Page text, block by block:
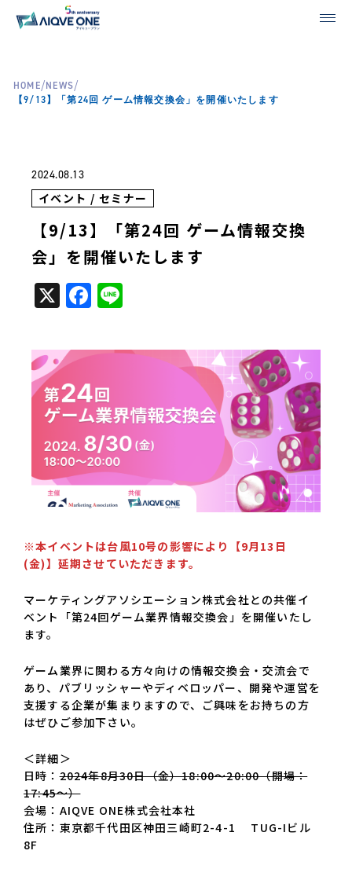
HOME/NEWS/
【9/13】「第24回 ゲーム情報交換会」を開催いたします
2024.08.13
イベント / セミナー
【9/13】「第24回 ゲーム情報交換
会」を開催いたします
X Facebook
※本イベントは台風10号の影響により【9月13日
(金)】延期させていただきます。
マーケティングアソシエーション株式会社との共催イ
ベント「第24回ゲーム業界情報交換会」を開催いたし
ます。
ゲーム業界に関わる方々向けの情報交換会・交流会で
あり、パブリッシャーやディベロッパー、開発や運営を
支援する企業が集まりますので、ご興味をお持ちの方
はぜひご参加下さい。
＜詳細＞
日時：2024年8月30日（金）18:00～20:00（開場：
17:45～）
会場：AIQVE ONE株式会社本社
住所：東京都千代田区神田三崎町2-4-1 TUG-Iビル
8F